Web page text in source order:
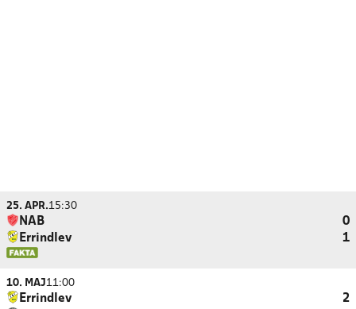
25. APR.15:30
NAB
0
Errindlev
1
10. MAJ11:00
Errindlev
2